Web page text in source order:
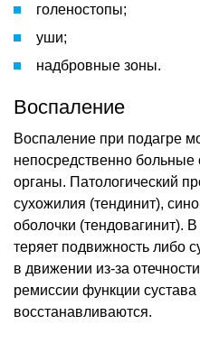
голеностопы;
уши;
надбровные зоны.
Воспаление
Воспаление при подагре
непосредственно больные
органы. Патологический
сухожилия (тендинит),
оболочки (тендовагинит).
теряет подвижность либо
в движении из-за
ремиссии функции
восстанавливаются.